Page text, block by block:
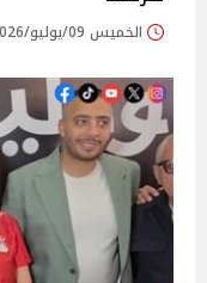
الخميس 09/يوليو/2026 - 09:28 م